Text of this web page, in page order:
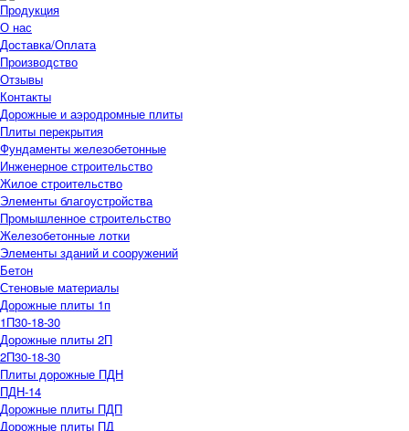
Продукция
О нас
Доставка/Оплата
Производство
Отзывы
Контакты
Дорожные и аэродромные плиты
Плиты перекрытия
Фундаменты железобетонные
Инженерное строительство
Жилое строительство
Элементы благоустройства
Промышленное строительство
Железобетонные лотки
Элементы зданий и сооружений
Бетон
Стеновые материалы
Дорожные плиты 1п
1П30-18-30
Дорожные плиты 2П
2П30-18-30
Плиты дорожные ПДН
ПДН-14
Дорожные плиты ПДП
Дорожные плиты ПД